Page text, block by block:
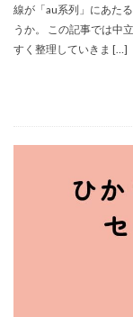
線が「au系列」にあた
うか。 この記事では中
すく整理していきま […]